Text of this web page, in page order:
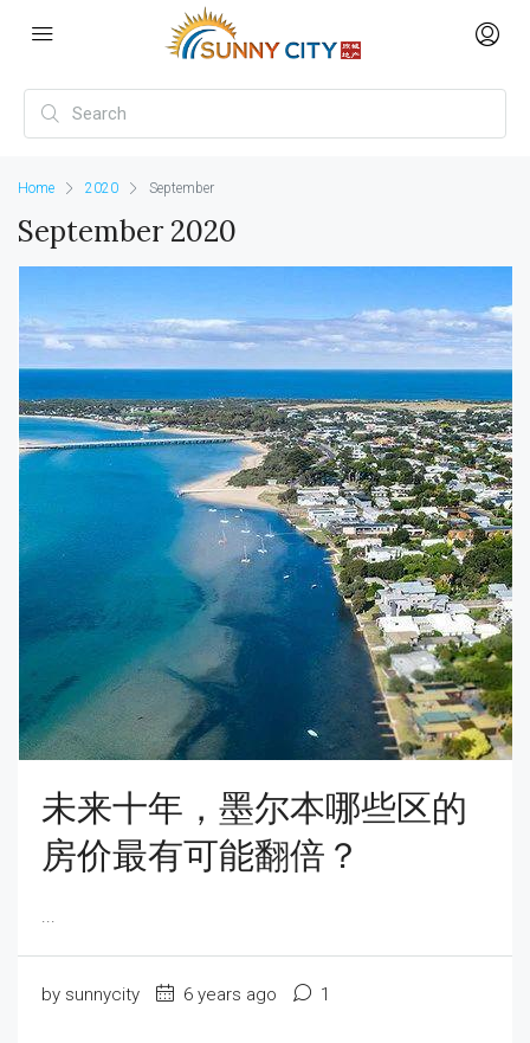
Home 2020 September
September 2020
未来十年，墨尔本哪些区的
房价最有可能翻倍？
...
by sunnycity 6 years ago 1